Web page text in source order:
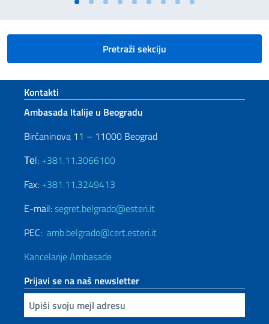
Pretraži sekciju
Footer section
Kontakti
Ambasada Italije u Beogradu
Birčaninova 11 – 11000 Beograd
Теl: +381.11.3066100
Fax: +381.11.3249413
E-mail:segret.belgrado@esteri.it
PEC: amb.belgrado@cert.esteri.it
Kancelarije Ambasade
Prijavi se na naš newsletter
Upiši vaš imejl